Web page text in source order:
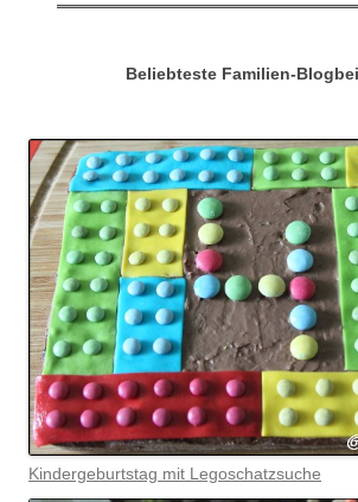
Beliebteste Familien-
Kindergeburtstag mit Legoschatzsuche